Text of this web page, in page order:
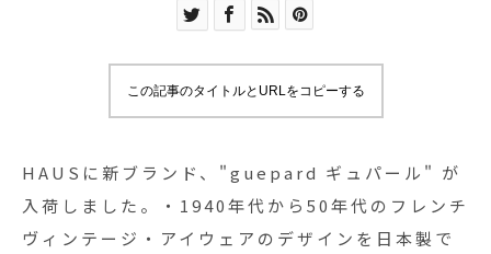
イズ感のみモダナイズ。掛けやすいサイズ感です
ができます。オリジナルのフラットレンズの輝き
予定です。・ 最近のフレームに物足りなさを感じ
ている方、是非一度見に来てください！・
#haus_matsue #haus_megane #guepard #ギュ
この記事のタイトルとURLをコピーする
HAUSに新ブランド、"guepard ギュパール" が
入荷しました。・1940年代から50年代のフレンチ
ヴィンテージ・アイウェアのデザインを日本製で